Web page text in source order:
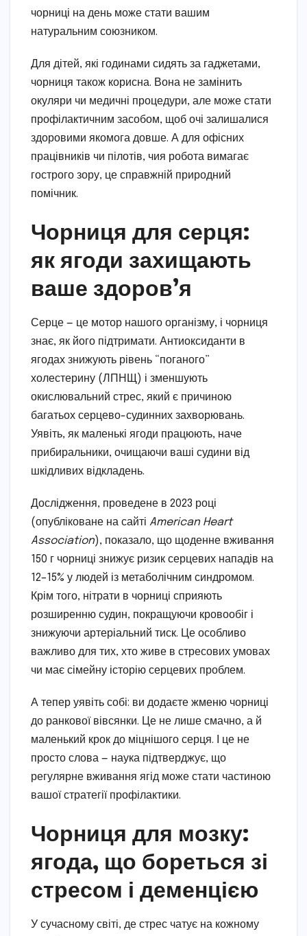
чорниці на день може стати вашим
натуральним союзником.
Для дітей, які годинами сидять за гаджетами,
чорниця також корисна. Вона не замінить
окуляри чи медичні процедури, але може стати
профілактичним засобом, щоб очі залишалися
здоровими якомога довше. А для офісних
працівників чи пілотів, чия робота вимагає
гострого зору, це справжній природний
помічник.
Чорниця для серця:
як ягоди захищають
ваше здоров’я
Серце — це мотор нашого організму, і чорниця
знає, як його підтримати. Антиоксиданти в
ягодах знижують рівень “поганого”
холестерину (ЛПНЩ) і зменшують
окислювальний стрес, який є причиною
багатьох серцево-судинних захворювань.
Уявіть, як маленькі ягоди працюють, наче
прибиральники, очищаючи ваші судини від
шкідливих відкладень.
Дослідження, проведене в 2023 році
(опубліковане на сайті American Heart
Association), показало, що щоденне вживання
150 г чорниці знижує ризик серцевих нападів на
12–15% у людей із метаболічним синдромом.
Крім того, нітрати в чорниці сприяють
розширенню судин, покращуючи кровообіг і
знижуючи артеріальний тиск. Це особливо
важливо для тих, хто живе в стресових умовах
чи має сімейну історію серцевих проблем.
А тепер уявіть собі: ви додаєте жменю чорниці
до ранкової вівсянки. Це не лише смачно, а й
маленький крок до міцнішого серця. І це не
просто слова — наука підтверджує, що
регулярне вживання ягід може стати частиною
вашої стратегії профілактики.
Чорниця для мозку:
ягода, що бореться зі
стресом і деменцією
У сучасному світі, де стрес чатує на кожному